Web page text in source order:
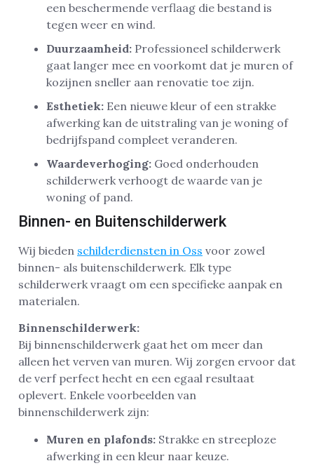
een beschermende verflaag die bestand is
tegen weer en wind.
Duurzaamheid: Professioneel schilderwerk
gaat langer mee en voorkomt dat je muren of
kozijnen sneller aan renovatie toe zijn.
Esthetiek: Een nieuwe kleur of een strakke
afwerking kan de uitstraling van je woning of
bedrijfspand compleet veranderen.
Waardeverhoging: Goed onderhouden
schilderwerk verhoogt de waarde van je
woning of pand.
Binnen- en Buitenschilderwerk
Wij bieden schilderdiensten in Oss voor zowel
binnen- als buitenschilderwerk. Elk type
schilderwerk vraagt om een specifieke aanpak en
materialen.
Binnenschilderwerk:
Bij binnenschilderwerk gaat het om meer dan
alleen het verven van muren. Wij zorgen ervoor dat
de verf perfect hecht en een egaal resultaat
oplevert. Enkele voorbeelden van
binnenschilderwerk zijn:
Muren en plafonds: Strakke en streeploze
afwerking in een kleur naar keuze.